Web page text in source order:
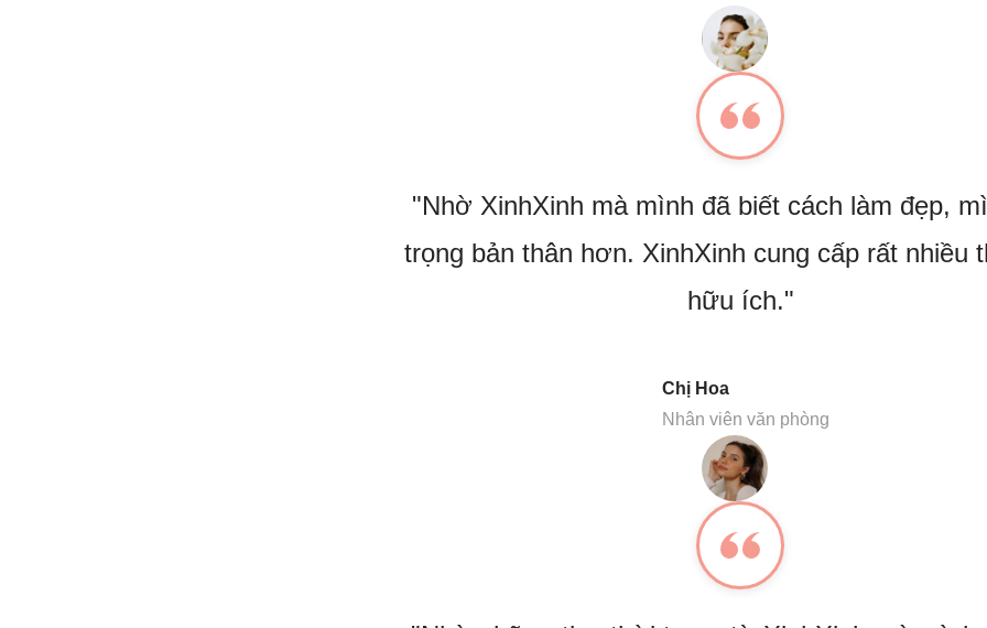
Chị Hoa
Nhân viên văn phòng
"Nhờ XinhXinh mà mình đã biết cách làm đẹp,
trọng bản thân hơn. XinhXinh cung cấp rất nhiều
hữu ích."